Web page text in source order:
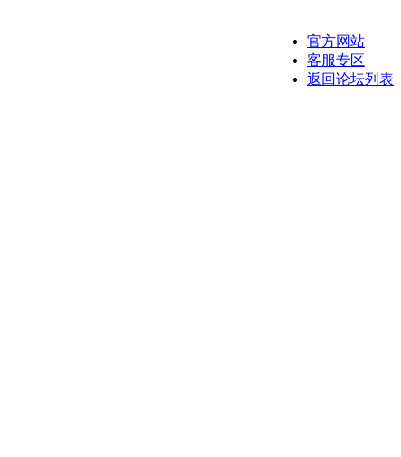
官方网站
客服专区
返回论坛列表